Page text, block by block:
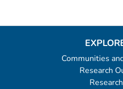
Communities
Research